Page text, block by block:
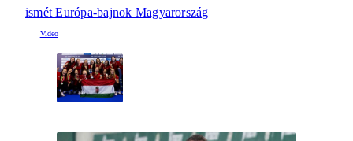
ismét Európa-bajnok Magyarország